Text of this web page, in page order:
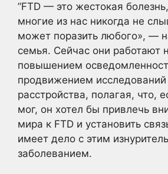
”FTD — это жестокая
многие из нас никогда не
может поразить любого», —
семья. Сейчас они работают
повышением
продвижением исследований
расстройства, полагая, что,
мог, он хотел бы привлечь
мира к FTD и установить
имеет дело с этим
заболеванием.